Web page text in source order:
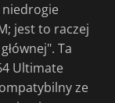
jest to raczej
Ta
Ultimate
ze